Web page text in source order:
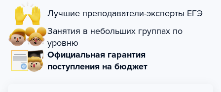
Лучшие преподаватели-эксперты ЕГЭ
Занятия в небольших группах по
уровню
Официальная гарантия
поступления на бюджет